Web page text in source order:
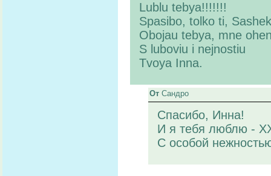
Lublu tebya!!!!!!!
Spasibo, tolko ti,
Obojau tebya, mne
S luboviu i nejnostiu
Tvoya Inna.
От Сандро
Спасибо, Инна!
И я тебя люблю -
С особой